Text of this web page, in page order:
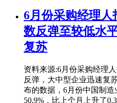
6月份采购经理
数反弹至较低水
复苏
资料来源:6月份采购经理
反弹，大中型企业迅速复
布的数据，6月份中国制
50.9%，比上个月上升了